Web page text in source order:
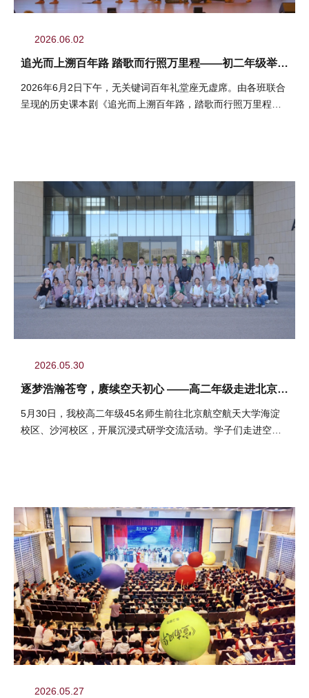
2026.06.02
追光而上溯百年路 踏歌而行照万里程——初二年级举办
爱国主题历史课本剧展演活动
2026年6月2日下午，无关键词百年礼堂座无虚席。由各班联合
呈现的历史课本剧《追光而上溯百年路，踏歌而行照万里程》
2026.05.30
逐梦浩瀚苍穹，赓续空天初心 ——高二年级走进北京航
空航天大学
5月30日，我校高二年级45名师生前往北京航空航天大学海淀
校区、沙河校区，开展沉浸式研学交流活动。学子们走进空天
2026.05.27